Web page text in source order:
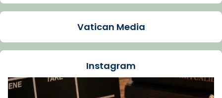
Arquebisbat de Barcelona
La Carmina va patir depressió. Fa gairebé
dos mesos, a l'Estadi Lluís Companys, la
Recupera l'entrevista comp
Vatican
Vatican Media
Instagram